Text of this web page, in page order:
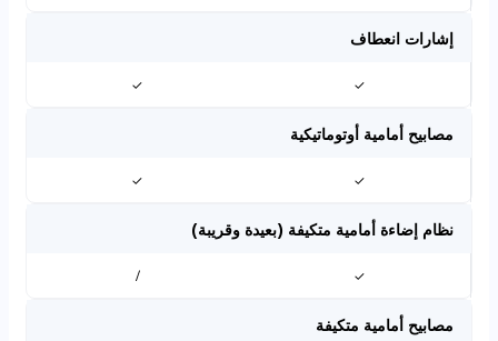
إشارات انعطاف
✓
✓
مصابيح أمامية أوتوماتيكية
✓
✓
نظام إضاءة أمامية متكيفة (بعيدة وقريبة)
✓
/
مصابيح أمامية متكيفة